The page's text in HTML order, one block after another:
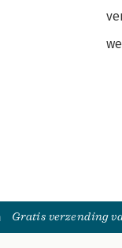
Gratis verzending